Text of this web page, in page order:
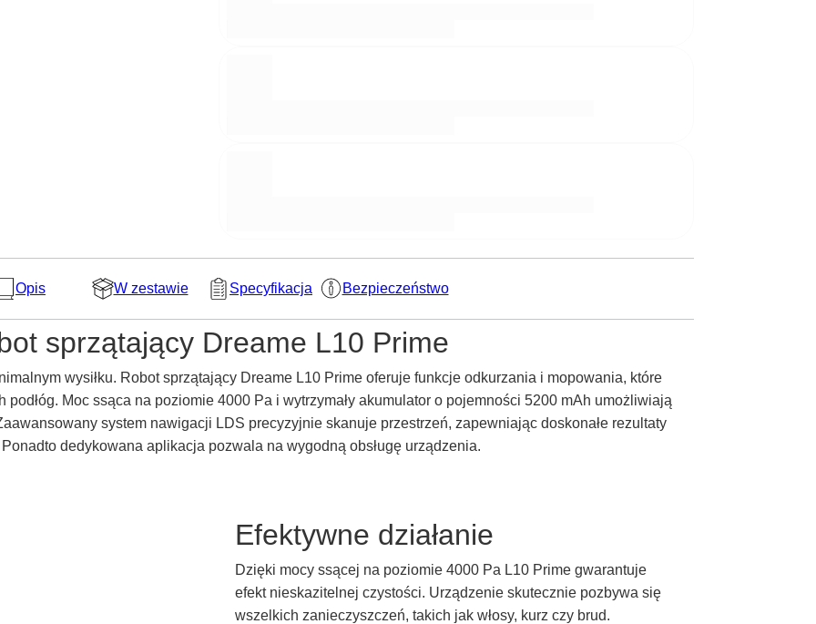
Opis W zestawie Specyfikacja Bezpieczeństwo
sprzątający Dreame L10 Prime
wysiłku. Robot sprzątający Dreame L10 Prime oferuje funkcje odkurzania i mopowania, które
Moc ssąca na poziomie 4000 Pa i wytrzymały akumulator o pojemności 5200 mAh umożliwiają
system nawigacji LDS precyzyjnie skanuje przestrzeń, zapewniając doskonałe rezultaty
dedykowana aplikacja pozwala na wygodną obsługę urządzenia.
Efektywne działanie
Dzięki mocy ssącej na poziomie 4000 Pa L10 Prime gwarantuje
efekt nieskazitelnej czystości. Urządzenie skutecznie pozbywa się
wszelkich zanieczyszczeń, takich jak włosy, kurz czy brud.